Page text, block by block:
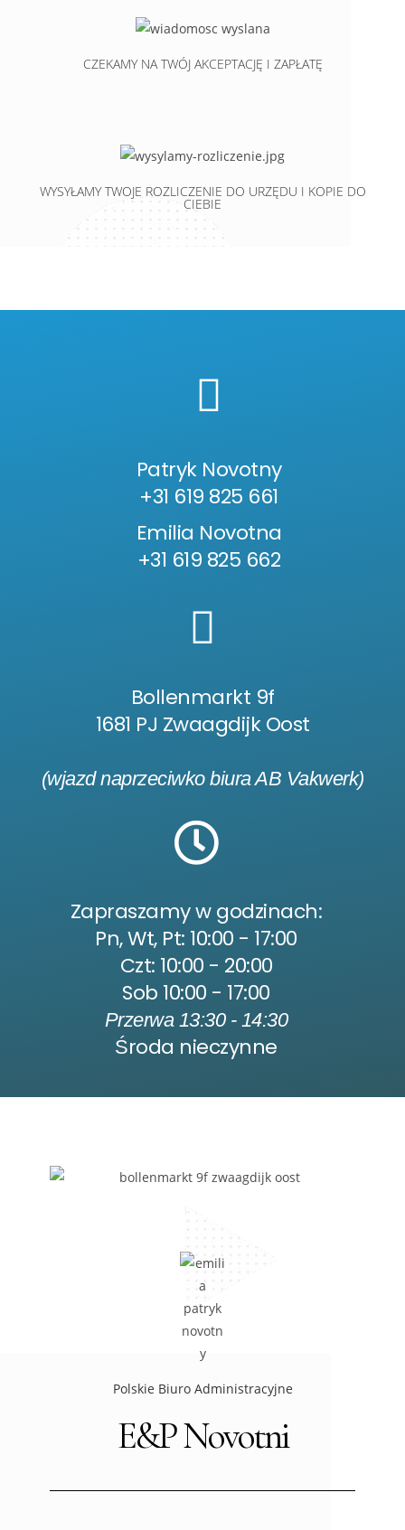
CZEKAMY NA TWÓJ AKCEPTACJĘ I ZAPŁATĘ
WYSYŁAMY TWOJE ROZLICZENIE DO URZĘDU I KOPIE DO
CIEBIE
Zapraszamy w godzinach:
Pn, Wt, Pt: 10:00 - 17:00
Czt: 10:00 - 20:00
Sob 10:00 - 17:00
Przerwa 13:30 - 14:30
Środa nieczynne
Bollenmarkt 9f
1681 PJ Zwaagdijk Oost
(wjazd naprzeciwko biura AB Vakwerk)
Patryk Novotny
+31 619 825 661
Emilia Novotna
+31 619 825 662
Polskie Biuro Administracyjne
E&P Novotni